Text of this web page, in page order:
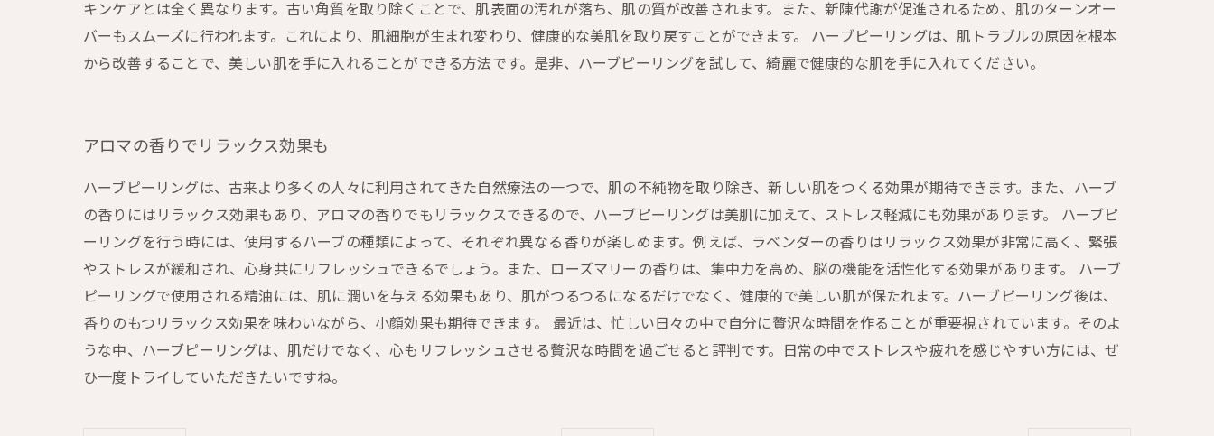
キンケアとは全く異なります。古い角質を取り除くことで、肌表面の汚れが落ち、肌の質が改善されます。また、新陳代謝が促進されるため、肌のターンオー
バーもスムーズに行われます。これにより、肌細胞が生まれ変わり、健康的な美肌を取り戻すことができます。 ハーブピーリングは、肌トラブルの原因を根本
から改善することで、美しい肌を手に入れることができる方法です。是非、ハーブピーリングを試して、綺麗で健康的な肌を手に入れてください。
アロマの香りでリラックス効果も
ハーブピーリングは、古来より多くの人々に利用されてきた自然療法の一つで、肌の不純物を取り除き、新しい肌をつくる効果が期待できます。また、ハーブ
の香りにはリラックス効果もあり、アロマの香りでもリラックスできるので、ハーブピーリングは美肌に加えて、ストレス軽減にも効果があります。 ハーブピ
ーリングを行う時には、使用するハーブの種類によって、それぞれ異なる香りが楽しめます。例えば、ラベンダーの香りはリラックス効果が非常に高く、緊張
やストレスが緩和され、心身共にリフレッシュできるでしょう。また、ローズマリーの香りは、集中力を高め、脳の機能を活性化する効果があります。 ハーブ
ピーリングで使用される精油には、肌に潤いを与える効果もあり、肌がつるつるになるだけでなく、健康的で美しい肌が保たれます。ハーブピーリング後は、
香りのもつリラックス効果を味わいながら、小顔効果も期待できます。 最近は、忙しい日々の中で自分に贅沢な時間を作ることが重要視されています。そのよ
うな中、ハーブピーリングは、肌だけでなく、心もリフレッシュさせる贅沢な時間を過ごせると評判です。日常の中でストレスや疲れを感じやすい方には、ぜ
ひ一度トライしていただきたいですね。